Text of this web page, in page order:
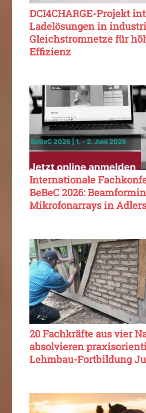
DCI4CHARGE-Projekt
Ladelösungen in
Gleichstromnetze für
Effizienz
Internationale
BeBeC 2026:
Mikrofonarrays in
20 Fachkräfte aus vier
absolvieren
Lehmbau-Fortbildung